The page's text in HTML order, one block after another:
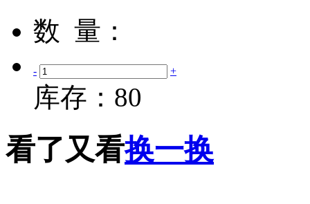
数 量：
- +
库存： 80
看了又看换一换